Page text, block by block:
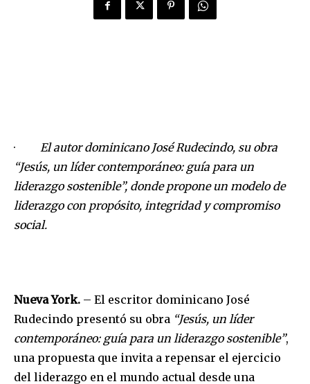
· El autor dominicano José Rudecindo, su obra
“Jesús, un líder contemporáneo: guía para un
liderazgo sostenible”, donde propone un modelo de
liderazgo con propósito, integridad y compromiso
social.
Nueva York. – El escritor dominicano José
Rudecindo presentó su obra “Jesús, un líder
contemporáneo: guía para un liderazgo sostenible”,
una propuesta que invita a repensar el ejercicio
del liderazgo en el mundo actual desde una